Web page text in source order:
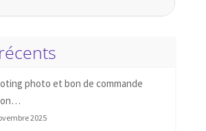
photo et bon de commande
2025